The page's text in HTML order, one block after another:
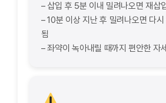
– 삽입 후 5분 이내 밀려나오면 재삽
– 10분 이상 지난 후 밀려나오면 다
됨
– 좌약이 녹아내릴 때까지 편안한 자